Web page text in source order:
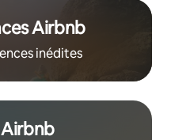
Airbnb
inédites